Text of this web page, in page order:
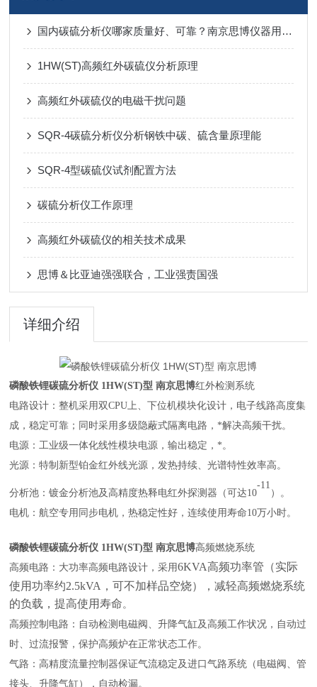
国内碳硫分析仪哪家质量好、可靠？南京思博仪器用数据说话
1HW(ST)高频红外碳硫仪分析原理
高频红外碳硫仪的电磁干扰问题
SQR-4碳硫分析仪分析钢铁中碳、硫含量原理能
SQR-4型碳硫仪试剂配置方法
碳硫分析仪工作原理
高频红外碳硫仪的相关技术成果
思博＆比亚迪强强联合，工业强责国强
详细介绍
磷酸铁锂碳硫分析仪 1HW(ST)型 南京思博红外检测系统
电路设计：整机采用双CPU上、下位机模块化设计，电子线路高度集
成，稳定可靠；同时采用多级隐蔽式隔离电路，*解决高频干扰。
电源：工业级一体化线性模块电源，输出稳定，*。
光源：特制新型铂金红外线光源，发热持续、光谱特性效率高。
分析池：镀金分析池及高精度热释电红外探测器（可达10
-11
）。
电机：航空专用同步电机，热稳定性好，连续使用寿命10万小时。
磷酸铁锂碳硫分析仪 1HW(ST)型 南京思博高频燃烧系统
高频电路：大功率高频电路设计，采用6KVA高频功率管（实际
使用功率约2.5kVA，可不加样品空烧），减轻高频燃烧系统
的负载，提高使用寿命 。
高频控制电路：自动检测电磁阀、升降气缸及高频工作状况，自动过
时、过流报警，保护高频炉在正常状态工作。
气路：高精度流量控制器保证气流稳定及进口气路系统（电磁阀、管
接头、升降气缸），自动检漏。